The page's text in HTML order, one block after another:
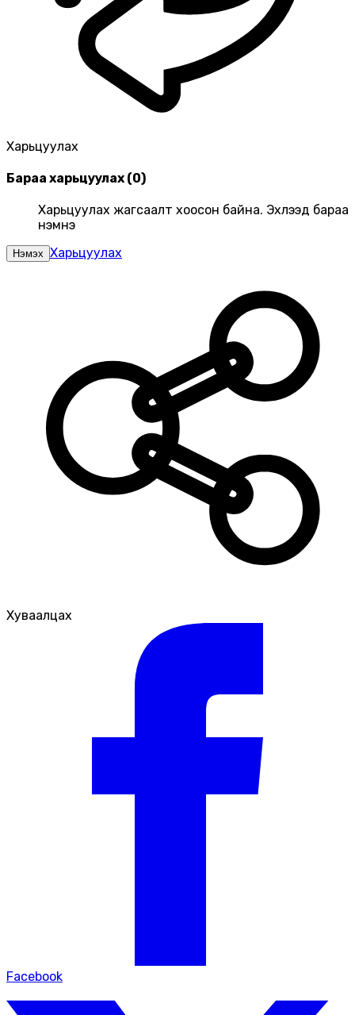
Харьцуулах
Бараа харьцуулах (0)
Харьцуулах жагсаалт хоосон байна. Эхлээд бараа
нэмнэ үү
Нэмэх Харьцуулах
Хуваалцах
Facebook